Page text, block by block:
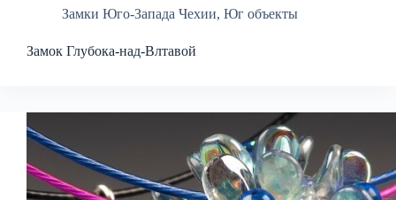
Замки Юго-Запада Чехии, Юг объекты
Замок Глубока-над-Влтавой